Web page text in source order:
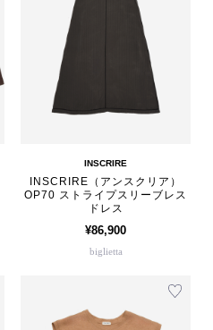
INSCRIRE
INSCRIRE（アンスクリア）
OP70 ストライプスリーブレス
ドレス
¥86,900
biglietta